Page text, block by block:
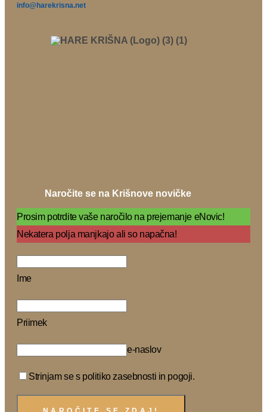
info@harekrisna.net
Naročite se na Krišnove novičke
Prosim potrdite vaše naročilo na prejemanje eNovic!
Nekatera polja manjkajo ali so napačna!
Ime
Priimek
e-naslov
Strinjam se s politiko zasebnosti in pogoji.